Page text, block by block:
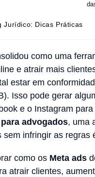
Jurídico: Dicas Práticas
como uma
e atrair mais
estar em
Isso pode gerar
e o Instagram
advogados, uma
infringir as regras
como os Meta ads
atrair clientes,